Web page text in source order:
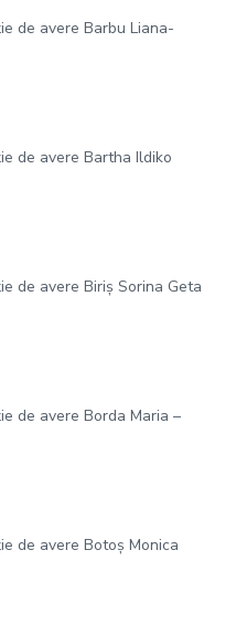
de avere Barbu Liana-
de avere Bartha Ildiko
de avere Biriș Sorina Geta
de avere Borda Maria –
de avere Botoș Monica